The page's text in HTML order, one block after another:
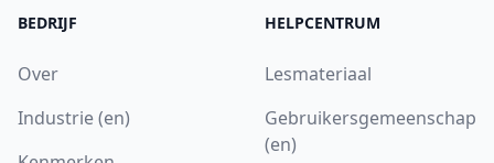
BEDRIJF
Over
Industrie (en)
HELPCENTRUM
Lesmateriaal
Gebruikersgemeenschap
(en)